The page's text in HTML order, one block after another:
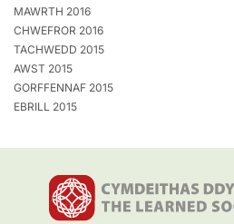
MAWRTH 2016
CHWEFROR 2016
TACHWEDD 2015
AWST 2015
GORFFENNAF 2015
EBRILL 2015